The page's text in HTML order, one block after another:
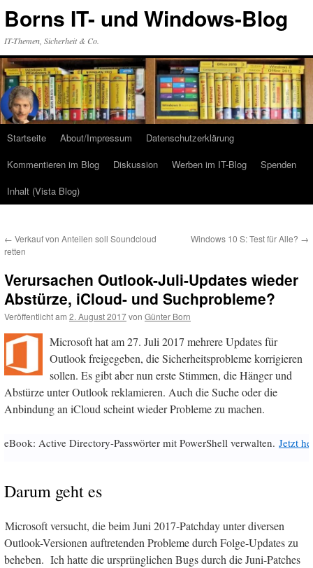
Inhalt
Borns IT- und Windows-Blog
IT-Themen, Sicherheit & Co.
Startseite About/Impressum
Datenschutzerklärung
Kommentieren im Blog
Diskussion Werben im IT-Blog
Spenden
Inhalt (Vista Blog)
← Verkauf von Anteilen soll Soundcloud
retten
Windows 10 S: Test für Alle? →
Verursachen Outlook-Juli-Updates wieder
Abstürze, iCloud- und Suchprobleme?
Veröffentlicht am 2. August 2017von Günter Born
Microsoft hat am 27. Juli 2017 mehrere Updates für
Outlook freigegeben, die Sicherheitsprobleme korrigieren
sollen. Es gibt aber nun erste Stimmen, die Hänger und
Abstürze unter Outlook reklamieren. Auch die Suche oder die
Anbindung an iCloud scheint wieder Probleme zu machen.
eBook: Active Directory-Passwörter mit PowerShell verwalten. Jetzt
Darum geht es
Microsoft versucht, die beim Juni 2017-Patchday unter diversen
Outlook-Versionen auftretenden Probleme durch Folge-Updates zu
beheben. Ich hatte die ursprünglichen Bugs durch die Juni-Patches